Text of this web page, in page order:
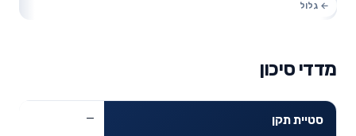
מדדי סיכון
סטיית תקן —